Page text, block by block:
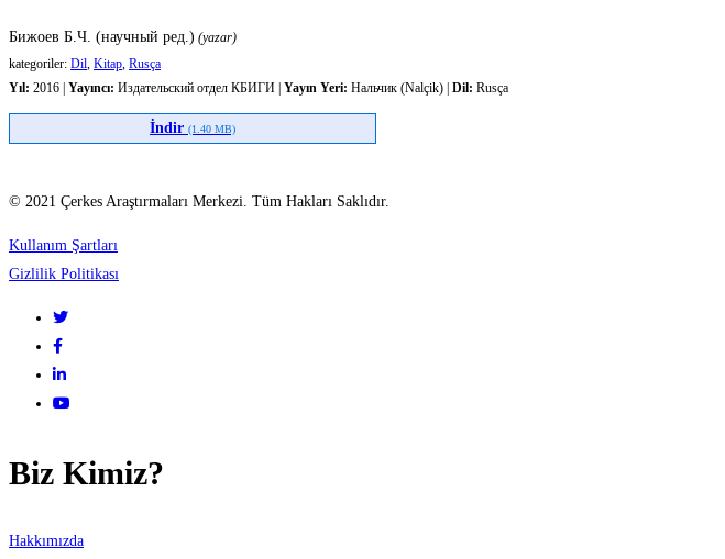
лексикография:
теория
и
(Сборник
научных
статей)
Бижоев Б.Ч. (научный ред.) (yazar)
kategoriler: Dil, Kitap, Rusça
Yıl: 2016 | Yayıncı: Издательский отдел КБИГИ | Yayın Yeri: Нальчик (Nalçik) | Dil: Rusça
İndir (1.40 MB)
© 2021 Çerkes Araştırmaları Merkezi. Tüm Hakları Saklıdır.
Kullanım Şartları
Gizlilik Politikası
Biz Kimiz?
Hakkımızda